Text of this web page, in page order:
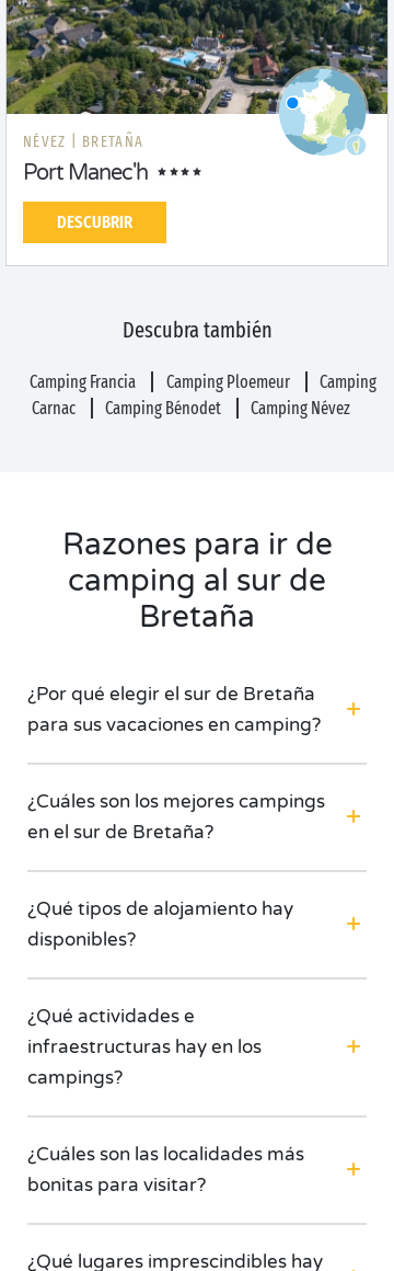
NÉVEZ | BRETAÑA
Port Manec'h
DESCUBRIR
Descubra también
Camping Francia Camping Ploemeur
Camping
Carnac
Camping Bénodet Camping Névez
Razones para ir de
camping al sur de
Bretaña
¿Por qué elegir el sur de Bretaña
para sus vacaciones en camping?
¿Cuáles son los mejores campings
en el sur de Bretaña?
¿Qué tipos de alojamiento hay
disponibles?
¿Qué actividades e
infraestructuras hay en los
campings?
¿Cuáles son las localidades más
bonitas para visitar?
¿Qué lugares imprescindibles hay